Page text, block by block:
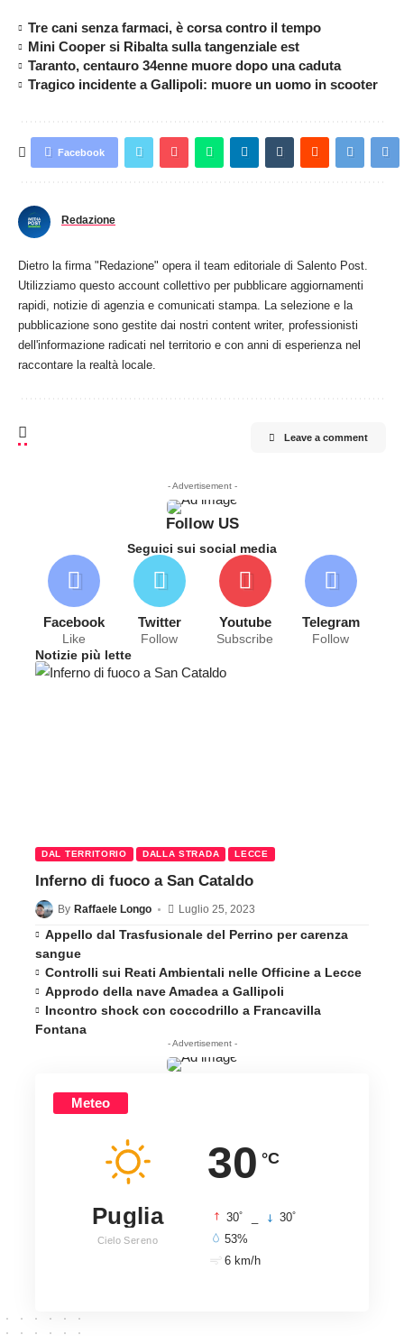
Tre cani senza farmaci, è corsa contro il tempo
Mini Cooper si Ribalta sulla tangenziale est
Taranto, centauro 34enne muore dopo una caduta
Tragico incidente a Gallipoli: muore un uomo in scooter
Facebook
Redazione
Dietro la firma "Redazione" opera il team editoriale di Salento Post.
Utilizziamo questo account collettivo per pubblicare aggiornamenti
rapidi, notizie di agenzia e comunicati stampa. La selezione e la
pubblicazione sono gestite dai nostri content writer, professionisti
dell'informazione radicati nel territorio e con anni di esperienza nel
raccontare la realtà locale.
Leave a comment
- Advertisement -
Follow US
Seguici sui social media
Facebook
Like
Twitter
Follow
Youtube
Subscribe
Telegram
Follow
Notizie più lette
DAL TERRITORIO DALLA STRADA LECCE
Inferno di fuoco a San Cataldo
By Raffaele Longo Luglio 25, 2023
Appello dal Trasfusionale del Perrino per carenza
sangue
Controlli sui Reati Ambientali nelle Officine a Lecce
Approdo della nave Amadea a Gallipoli
Incontro shock con coccodrillo a Francavilla
Fontana
- Advertisement -
Meteo
30 °C
Puglia
Cielo Sereno
30° 30°
53%
6 km/h